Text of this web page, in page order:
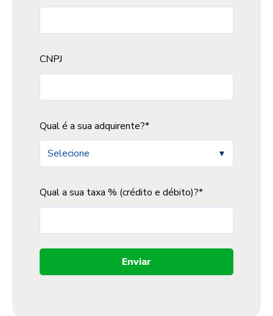
CNPJ
Qual é a sua adquirente?*
Qual a sua taxa % (crédito e débito)?*